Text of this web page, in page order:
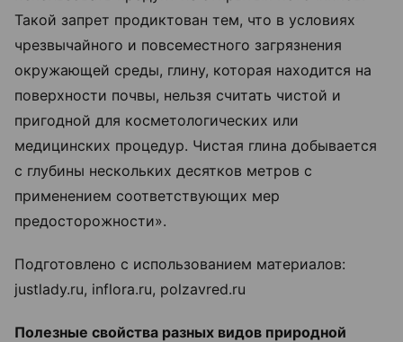
Такой запрет продиктован тем, что в условиях
чрезвычайного и повсеместного загрязнения
окружающей среды, глину, которая находится на
поверхности почвы, нельзя считать чистой и
пригодной для косметологических или
медицинских процедур. Чистая глина добывается
с глубины нескольких десятков метров с
применением соответствующих мер
предосторожности».
Подготовлено с использованием материалов:
justlady.ru, inflora.ru, polzavred.ru
Полезные свойства разных видов природной